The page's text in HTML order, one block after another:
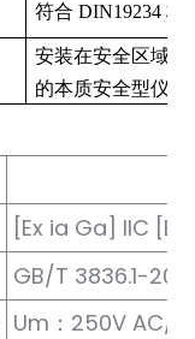
符合 DIN19234
安装在安全区域
的本质安全型仪表
[Ex ia Ga] IIC
GB/T 3836.1-
Um：250V AC/